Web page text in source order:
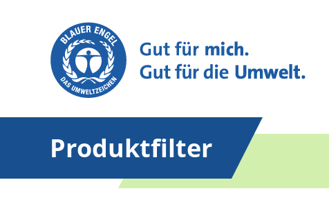
Produktfilter